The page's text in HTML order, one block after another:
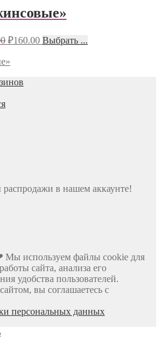
₽160.00 Выбрать ...
в нашем аккаунте!
Мы используем файлы cookie для
сайта, анализа его
удобства пользователей.
вы соглашаетесь с
персональных данных